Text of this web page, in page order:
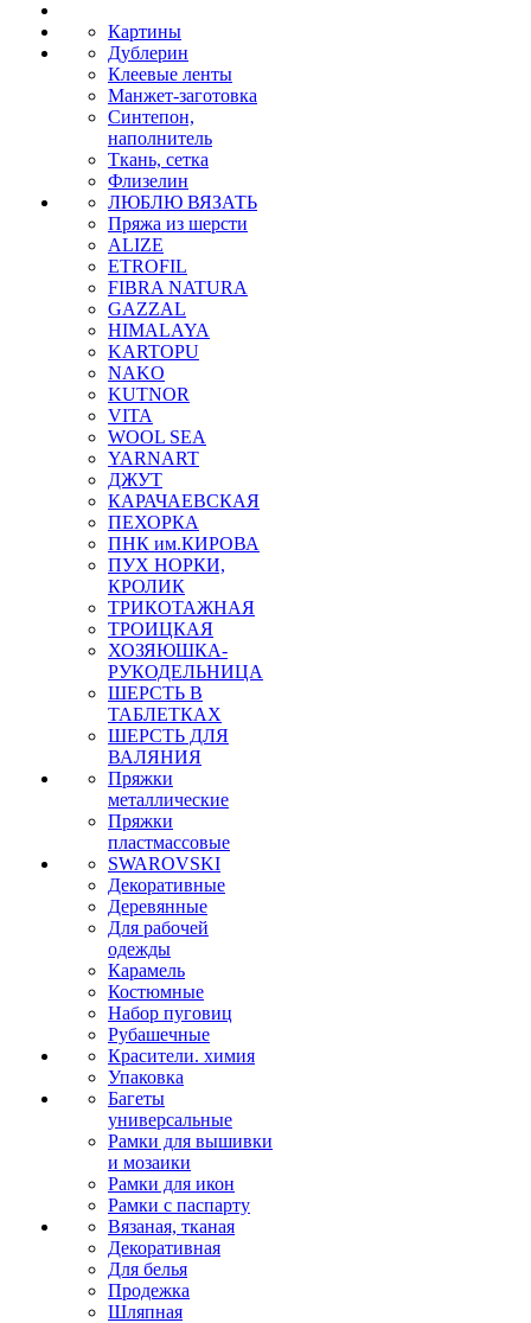
Картины
Дублерин
Клеевые ленты
Манжет-заготовка
Синтепон,
наполнитель
Ткань, сетка
Флизелин
ЛЮБЛЮ ВЯЗАТЬ
Пряжа из шерсти
ALIZE
ETROFIL
FIBRA NATURA
GAZZAL
HIMALAYA
KARTOPU
NAKO
KUTNOR
VITA
WOOL SEA
YARNART
ДЖУТ
КАРАЧАЕВСКАЯ
ПЕХОРКА
ПНК им.КИРОВА
ПУХ НОРКИ,
КРОЛИК
ТРИКОТАЖНАЯ
ТРОИЦКАЯ
ХОЗЯЮШКА-
РУКОДЕЛЬНИЦА
ШЕРСТЬ В
ТАБЛЕТКАХ
ШЕРСТЬ ДЛЯ
ВАЛЯНИЯ
Пряжки
металлические
Пряжки
пластмассовые
SWAROVSKI
Декоративные
Деревянные
Для рабочей
одежды
Карамель
Костюмные
Набор пуговиц
Рубашечные
Красители. химия
Упаковка
Багеты
универсальные
Рамки для вышивки
и мозаики
Рамки для икон
Рамки с паспарту
Вязаная, тканая
Декоративная
Для белья
Продежка
Шляпная